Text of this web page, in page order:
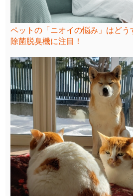
ペットの「ニオイの悩み」はど
除菌脱臭機に注目！